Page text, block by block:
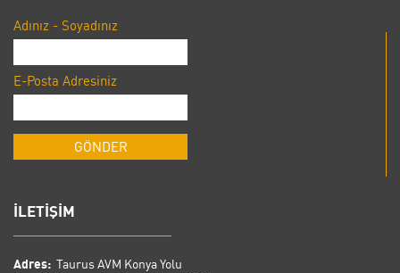
Adınız - Soyadınız
E-Posta Adresiniz
İLETİŞİM
Adres: Taurus AVM Konya Yolu